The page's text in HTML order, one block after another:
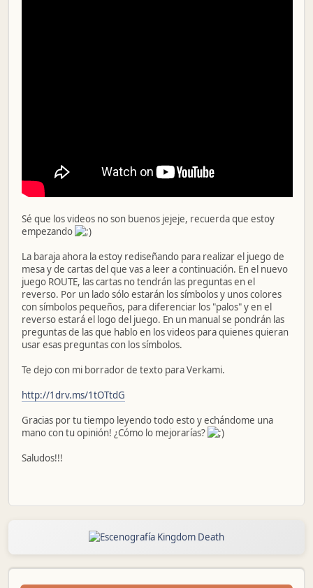
Sé que los videos no son buenos jejeje, recuerda que estoy
empezando
La baraja ahora la estoy rediseñando para realizar el juego de
mesa y de cartas del que vas a leer a continuación. En el nuevo
juego ROUTE, las cartas no tendrán las preguntas en el
reverso. Por un lado sólo estarán los símbolos y unos colores
con símbolos pequeños, para diferenciar los "palos" y en el
reverso estará el logo del juego. En un manual se pondrán las
preguntas de las que hablo en los videos para quienes quieran
usar esas preguntas con los símbolos.
Te dejo con mi borrador de texto para Verkami.
http://1drv.ms/1tOTtdG
Gracias por tu tiempo leyendo todo esto y echándome una
mano con tu opinión! ¿Cómo lo mejorarías?
Saludos!!!